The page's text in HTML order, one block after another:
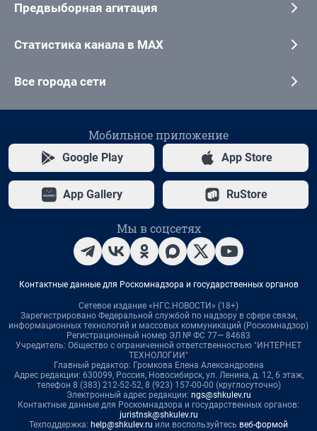
Предвыборная агитация
Статистика канала в MAX
Все города сети
Мобильное приложение
Google Play App Store
App Gallery RuStore
Мы в соцсетях
Контактные данные для Роскомнадзора и государственных органов
Сетевое издание «НГС.НОВОСТИ» (18+)
Зарегистрировано Федеральной службой по надзору в сфере связи,
информационных технологий и массовых коммуникаций (Роскомнадзор)
Регистрационный номер ЭЛ № ФС 77— 84683
Учредитель: Общество с ограниченной ответственностью "ИНТЕРНЕТ
ТЕХНОЛОГИИ"
Главный редактор: Громкова Елена Александровна
Адрес редакции: 630099, Россия, Новосибирск, ул. Ленина, д. 12, 6 этаж,
телефон 8 (383) 212-52-52, 8 (923) 157-00-00 (круглосуточно)
Электронный адрес редакции: ngs@shkulev.ru
Контактные данные для Роскомнадзора и государственных органов:
juristnsk@shkulev.ru
Техподдержка: help@shkulev.ru или воспользуйтесь веб-формой